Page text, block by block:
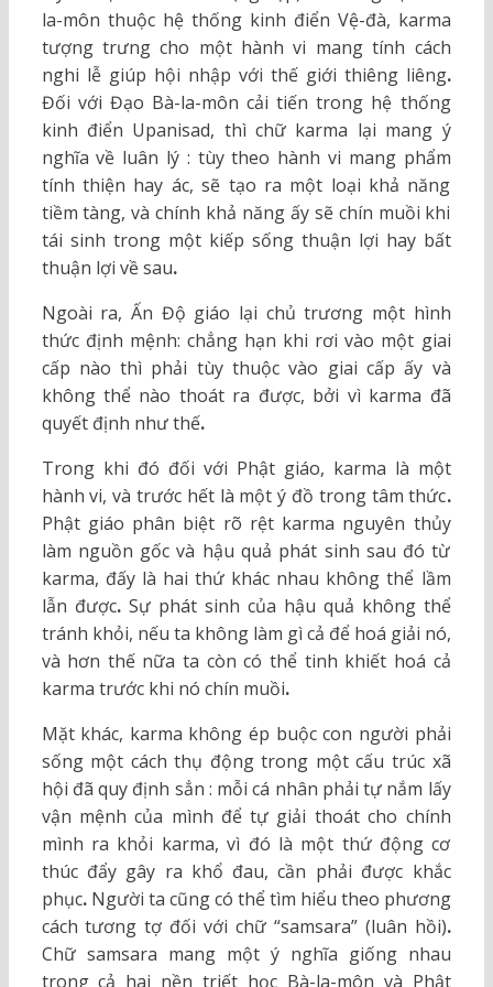
la-môn thuộc hệ thống kinh điển Vệ-đà, karma
tượng trưng cho một hành vi mang tính cách
nghi lễ giúp hội nhập với thế giới thiêng liêng.
Đối với Đạo Bà-la-môn cải tiến trong hệ thống
kinh điển Upanisad, thì chữ karma lại mang ý
nghĩa về luân lý : tùy theo hành vi mang phẩm
tính thiện hay ác, sẽ tạo ra một loại khả năng
tiềm tàng, và chính khả năng ấy sẽ chín muồi khi
tái sinh trong một kiếp sống thuận lợi hay bất
thuận lợi về sau.
Ngoài ra, Ấn Độ giáo lại chủ trương một hình
thức định mệnh: chẳng hạn khi rơi vào một giai
cấp nào thì phải tùy thuộc vào giai cấp ấy và
không thể nào thoát ra được, bởi vì karma đã
quyết định như thế.
Trong khi đó đối với Phật giáo, karma là một
hành vi, và trước hết là một ý đồ trong tâm thức.
Phật giáo phân biệt rõ rệt karma nguyên thủy
làm nguồn gốc và hậu quả phát sinh sau đó từ
karma, đấy là hai thứ khác nhau không thể lầm
lẫn được.Sự phát sinh của hậu quả không thể
tránh khỏi, nếu ta không làm gì cả để hoá giải nó,
và hơn thế nữa ta còn có thể tinh khiết hoá cả
karma trước khi nó chín muồi.
Mặt khác, karma không ép buộc con người phải
sống một cách thụ động trong một cấu trúc xã
hội đã quy định sẳn : mỗi cá nhân phải tự nắm lấy
vận mệnh của mình để tự giải thoát cho chính
mình ra khỏi karma, vì đó là một thứ động cơ
thúc đẩy gây ra khổ đau, cần phải được khắc
phục.Người ta cũng có thể tìm hiểu theo phương
cách tương tợ đối với chữ “samsara” (luân hồi).
Chữ samsara mang một ý nghĩa giống nhau
trong cả hai nền triết học Bà-la-môn và Phật